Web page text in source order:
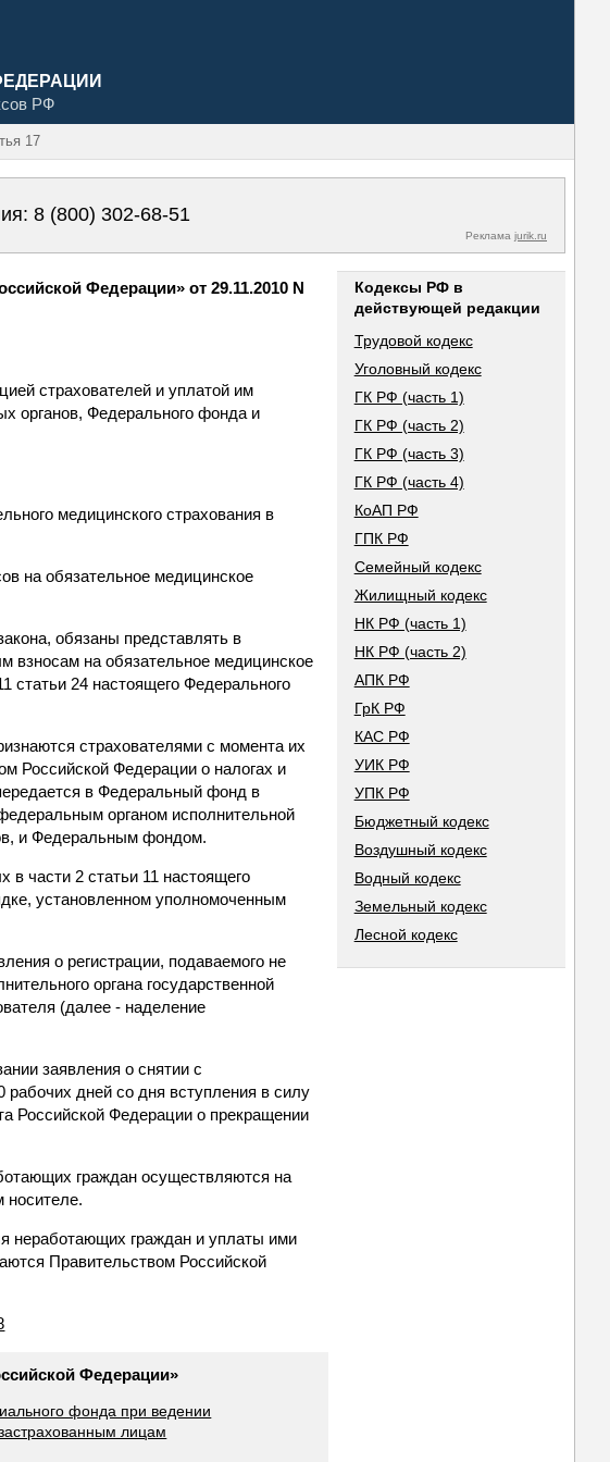
РФ
17
8 (800) 302-68-51
Реклама jurik.ru
Федерации» от 29.11.2010 N
страхователей и уплатой им
органов, Федерального фонда и
медицинского страхования в
на обязательное медицинское
обязаны представлять в
на обязательное медицинское
статьи 24 настоящего Федерального
страхователями с момента их
Российской Федерации о налогах и
в Федеральный фонд в
органом исполнительной
и Федеральным фондом.
в части 2 статьи 11 настоящего
установленном уполномоченным
о регистрации, подаваемого не
органа государственной
(далее - наделение
заявления о снятии с
рабочих дней со дня вступления в силу
Российской Федерации о прекращении
граждан осуществляются на
носителе.
неработающих граждан и уплаты ими
Правительством Российской
Федерации»
фонда при ведении
лицам
Кодексы РФ в
действующей редакции
Трудовой кодекс
Уголовный кодекс
ГК РФ (часть 1)
ГК РФ (часть 2)
ГК РФ (часть 3)
ГК РФ (часть 4)
КоАП РФ
ГПК РФ
Семейный кодекс
Жилищный кодекс
НК РФ (часть 1)
НК РФ (часть 2)
АПК РФ
ГрК РФ
КАС РФ
УИК РФ
УПК РФ
Бюджетный кодекс
Воздушный кодекс
Водный кодекс
Земельный кодекс
Лесной кодекс